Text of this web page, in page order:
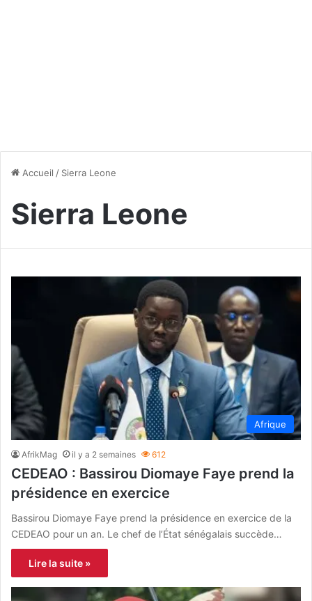
Accueil / Sierra Leone
Sierra Leone
Afrique
AfrikMag il y a 2 semaines 612
CEDEAO : Bassirou Diomaye Faye prend la
présidence en exercice
Bassirou Diomaye Faye prend la présidence en exercice de la
CEDEAO pour un an. Le chef de l’État sénégalais succède…
Lire la suite »